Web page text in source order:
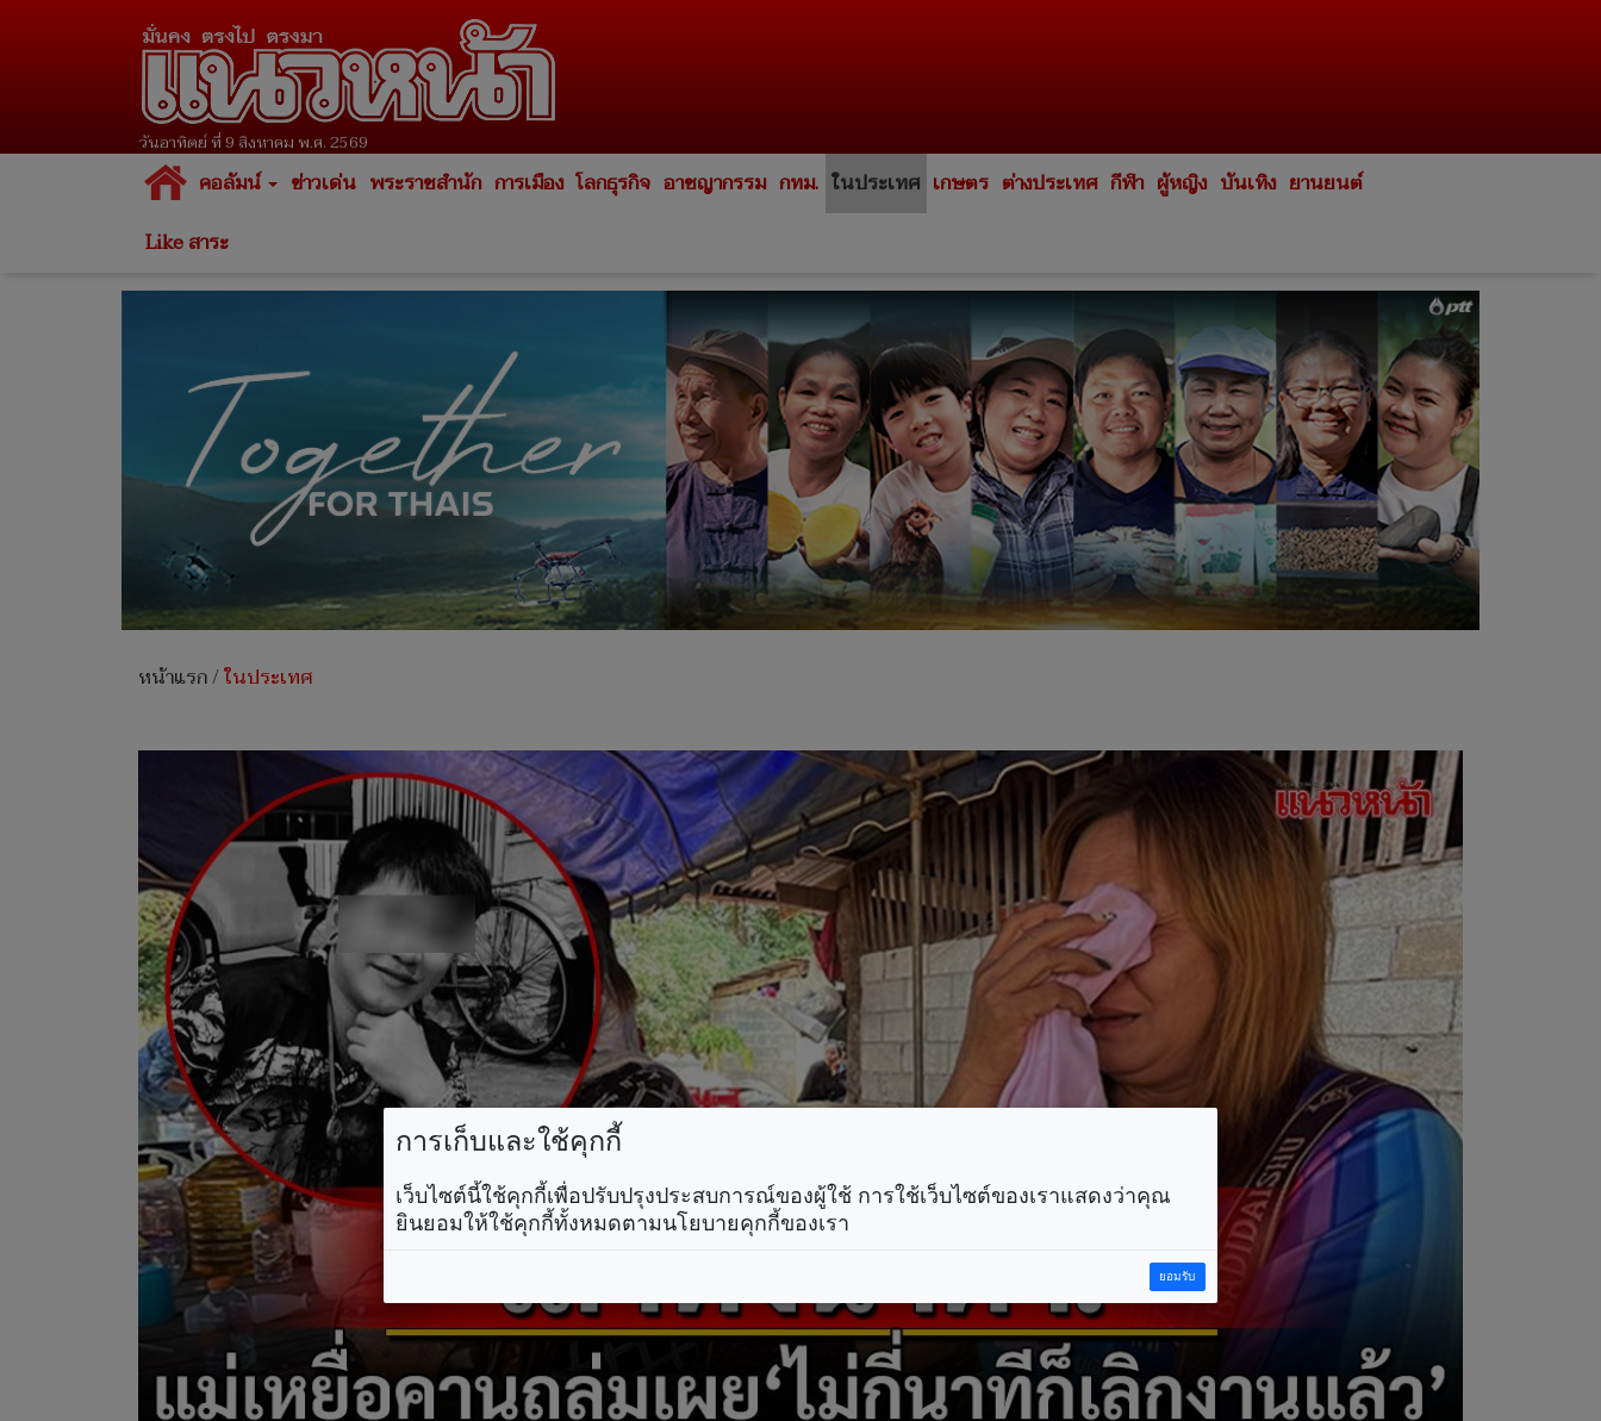
วันอาทิตย์ ที่ 9 สิงหาคม พ.ศ. 2569
คอลัมน์ ข่าวเด่น พระราชสำนัก การเมือง โลกธุรกิจ อาชญากรรม กทม. ในประเทศ เกษตร ต่างประเทศ กีฬา ผู้หญิง บันเทิง ยานยนต์
Like สาระ
หน้าแรก/ในประเทศ
การเก็บและใช้คุกกี้
เว็บไซต์นี้ใช้คุกกี้เพื่อปรับปรุงประสบการณ์ของผู้ใช้ การใช้เว็บไซต์ของเราแสดงว่าคุณ
ยินยอมให้ใช้คุกกี้ทั้งหมดตามนโยบายคุกกี้ของเรา
ยอมรับ